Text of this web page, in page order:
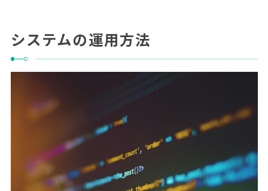
システムの運用方法